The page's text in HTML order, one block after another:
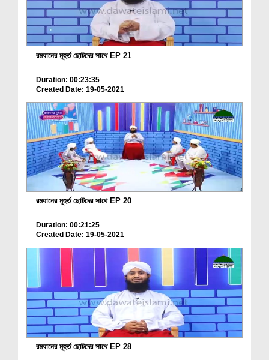
রমযানের মূহুর্ত ছোটদের সাথে EP 21
Duration: 00:23:35
Created Date: 19-05-2021
রমযানের মূহুর্ত ছোটদের সাথে EP 20
Duration: 00:21:25
Created Date: 19-05-2021
রমযানের মূহুর্ত ছোটদের সাথে EP 28